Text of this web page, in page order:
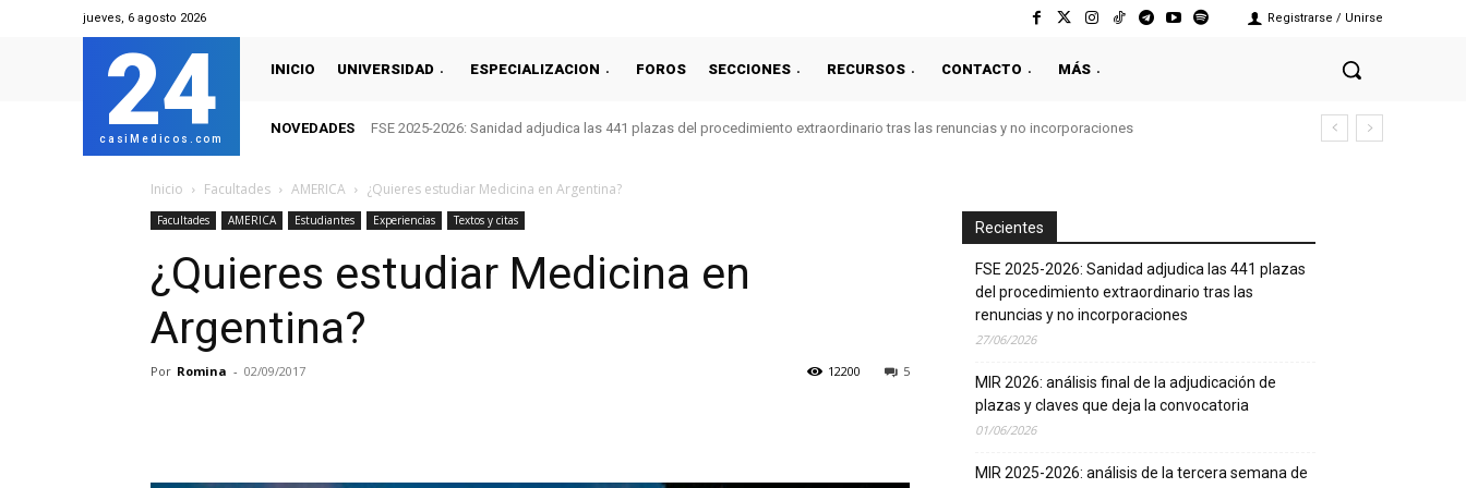
jueves, 6 agosto 2026 Registrarse / Unirse
24
casiMedicos.com
INICIO UNIVERSIDAD ESPECIALIZACION FOROS SECCIONES RECURSOS CONTACTO MÁS
NOVEDADES FSE 2025-2026: Sanidad adjudica las 441 plazas del procedimiento extraordinario tras las renuncias y no incorporaciones
Inicio Facultades AMERICA ¿Quieres estudiar Medicina en Argentina?
Facultades AMERICA Estudiantes Experiencias Textos y citas
¿Quieres estudiar Medicina en
Argentina?
Por Romina - 02/09/2017 5
12200
Recientes
FSE 2025-2026: Sanidad adjudica las 441 plazas
del procedimiento extraordinario tras las
renuncias y no incorporaciones
27/06/2026
MIR 2026: análisis final de la adjudicación de
plazas y claves que deja la convocatoria
01/06/2026
MIR 2025-2026: análisis de la tercera semana de